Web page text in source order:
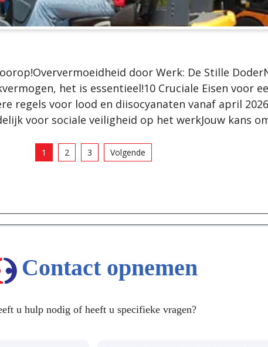
door Werk: De Stille
het is essentieel!10 Cruciale Eisen voor
regels voor lood en diisocyanaten vanaf april
voor sociale veiligheid op het werkJouw kans
1 2 3 Volgende
Contact opnemen
u hulp nodig of heeft u specifieke vragen?